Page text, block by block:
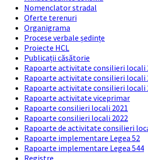
Nomenclator stradal
Oferte terenuri
Organigrama
Procese verbale ședințe
Proiecte HCL
Publicații căsătorie
Rapoarte activitate consilieri locali
Rapoarte activitate consilieri locali
Rapoarte activitate consilieri locali
Rapoarte activitate viceprimar
Rapoarte consilieri locali 2021
Rapoarte consilieri locali 2022
Rapoarte de activitate consilieri
Rapoarte implementare Legea 52
Rapoarte implementare Legea 544
Registre